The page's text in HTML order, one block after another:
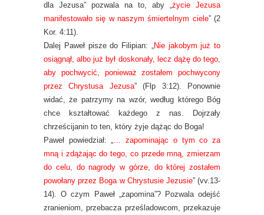
dla Jezusa” pozwala na to, aby „życie Jezusa
manifestowało się w naszym śmiertelnym ciele” (2
Kor. 4:11).
Dalej Paweł pisze do Filipian: „Nie jakobym już to
osiągnął, albo już był doskonały, lecz dążę do tego,
aby pochwycić, ponieważ zostałem pochwycony
przez Chrystusa Jezusa” (Flp 3:12). Ponownie
widać, że patrzymy na wzór, według którego Bóg
chce kształtować każdego z nas. Dojrzały
chrześcijanin to ten, który żyje dążąc do Boga!
Paweł powiedział: „… zapominając o tym co za
mną i zdążając do tego, co przede mną, zmierzam
do celu, do nagrody w górze, do której zostałem
powołany przez Boga w Chrystusie Jezusie” (vv.13-
14). O czym Paweł „zapomina”? Pozwala odejść
zranieniom, przebacza prześladowcom, przekazuje